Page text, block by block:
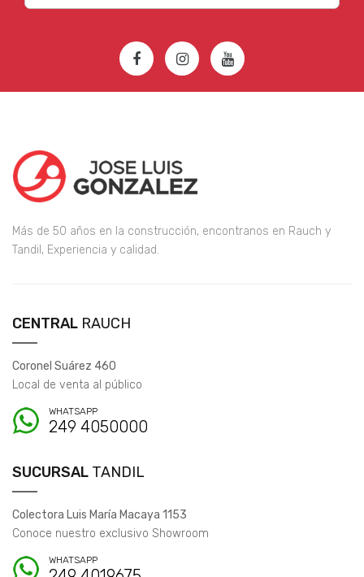
Más de 50 años en la construcción, encontranos en Rauch y
Tandil, Experiencia y calidad.
CENTRAL RAUCH
Coronel Suárez 460
Local de venta al público
WHATSAPP
249 4050000
SUCURSAL TANDIL
Colectora Luis María Macaya 1153
Conoce nuestro exclusivo Showroom
WHATSAPP